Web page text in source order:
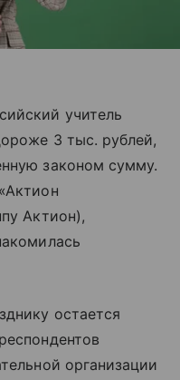
учитель
3 тыс. рублей,
законом сумму.
Актион),
остается
организации